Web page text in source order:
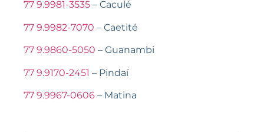
77 9.9981-3535 – Caculé
77 9.9982-7070 – Caetité
77 9.9860-5050 – Guanambi
77 9.9170-2451 – Pindaí
77 9.9967-0606 – Matina